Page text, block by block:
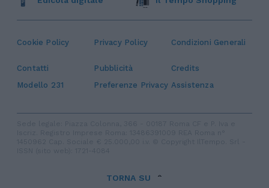
Cookie Policy Privacy Policy Condizioni Generali
Contatti Pubblicità
Credits
Modello 231
Preferenze Privacy Assistenza
TORNA SU